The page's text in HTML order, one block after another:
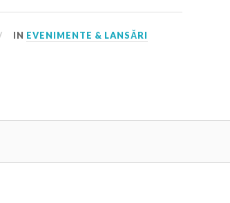
IN EVENIMENTE & LANSĂRI